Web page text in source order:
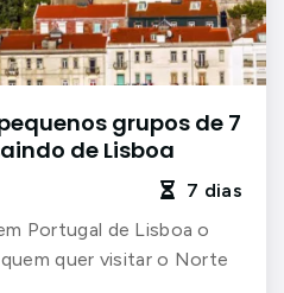
grupos de 7
de Lisboa

7 dias
Portugal de Lisboa o
quer visitar o Norte